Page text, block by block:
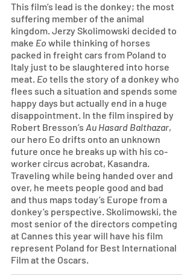
This film’s lead is the donkey; the most
suffering member of the animal
kingdom. Jerzy Skolimowski decided to
make Eo while thinking of horses
packed in freight cars from Poland to
Italy just to be slaughtered into horse
meat. Eo tells the story of a donkey who
flees such a situation and spends some
happy days but actually end in a huge
disappointment. In the film inspired by
Robert Bresson’s Au Hasard Balthazar,
our hero Eo drifts onto an unknown
future once he breaks up with his co-
worker circus acrobat, Kasandra.
Traveling while being handed over and
over, he meets people good and bad
and thus maps today’s Europe from a
donkey’s perspective. Skolimowski, the
most senior of the directors competing
at Cannes this year will have his film
represent Poland for Best International
Film at the Oscars.